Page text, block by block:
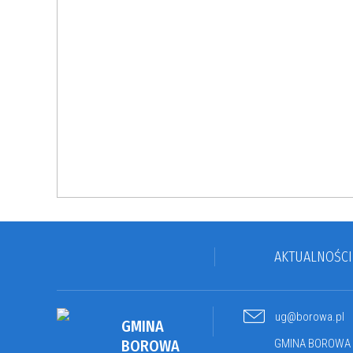
AKTUALNOŚCI
GMINA
BOROWA
ug@borowa.pl
GMINA BOROWA